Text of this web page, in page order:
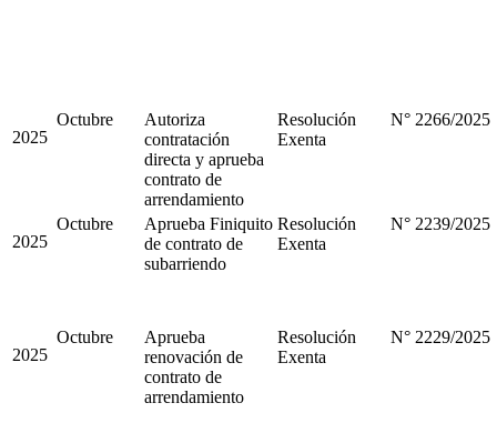
2025
Octubre
Autoriza
contratación
directa y aprueba
contrato de
arrendamiento
Resolución
Exenta
N° 2266/2025
2025
Octubre
Aprueba Finiquito
de contrato de
subarriendo
Resolución
Exenta
N° 2239/2025
2025
Octubre
Aprueba
renovación de
contrato de
arrendamiento
Resolución
Exenta
N° 2229/2025